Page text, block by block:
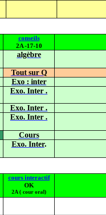
conseils
2A -17-10
algèbre
Tout sur Q
Exo : inter
Exo. Inter .
Exo. Inter .
Exo. Inter .
Cours
Exo. Inter.
cours interactif
OK
2A ( couroral)